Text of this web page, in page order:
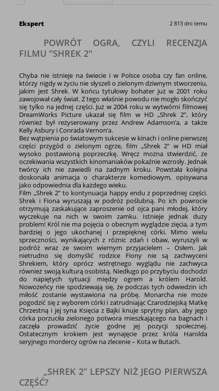
2 813 dni temu
Ekspert
POWRÓT OGRA, CZYLI RECENZJA
FILMU "SHREK 2"
Chyba nie istnieje na świecie i w Polsce osoba czy fan online,
którzy nigdy w życiu nie słyszeli o zielonym dziwnym stworzeniu,
jakim jest Shrek. W końcu tytułowy bohater już w 2001 roku
zawojował cały świat. Z tego właśnie powodu nie mogło skończyć
się tylko na jednej części. Już w 2004 roku w wytwórni filmowej
DreamWorks Picture ukazał się film w HD „Shrek 2”, który
również był reżyserowany przez Andrew Adamson’a, a także
Kelly Asbury i Conrada Vernon’a.
Bez wątpienia po światowym sukcesie w kinach i online pierwszej
części przygód o zielonym ogrze, film „Shrek 2” w HD miał
wysoko postawioną poprzeczkę. Wręcz można stwierdzić, że
oczekiwania wszystkich kinomaniaków pokaźnie wzrosły. Jednak
twórcy ich nie zawiedli na żadnym kroku. Powstała kolejna
doskonała animacja o charakterze komediowym, opisywana
jako odpowiednia dla każdego wieku.
Film „Shrek 2” to kontynuacja happy endu z poprzedniej części.
Shrek i Fiona wyruszają w podróż poślubną. Po ich powrocie
otrzymują zaskakujące zaproszenie od ojca pani młodej, który
wyczekuje na nich w swoim zamku. Istnieje jednak duży
problem! Król nie ma pojęcia o obecnym wyglądzie zięcia, a tym
bardziej o jego ukochanej i przepięknej córki. Mimo wielu
sprzeczności, wynikających z różnic zdań i obaw, wyruszyli w
podróż wraz ze swoim wiernym przyjacielem – Osłem. Jak
nietrudno się domyślić rodzice Fiony nie są zachwyceni
Shrekiem, który oprócz wstrętnego wyglądu nie zachwyca
również swoją kulturą osobistą. Niedługo po przybyciu dochodzi
do napiętych sytuacji między ogrem a królem Harold.
Nowożeńcy nie spodziewają się, że podczas tych odwiedzin ich
miłość zostanie wystawiona na próbę. Monarcha nie może
pogodzić się z wyborem córki i zatrudniając Czarodziejską Matkę
Chrzestną i jej syna Księcia z Bajki knuje sprytny plan, aby jego
córka porzuciła zielonego potwora mieszkającego na bagnach i
zaczęła prowadzić życie godne jej pozycji społecznej.
Ostatecznym krokiem jest wynajęcie przez króla Harolda
seryjnego mordercy ogrów na zlecenie – Kota w Butach.
„SHREK 2” LEPSZY NIŻ JEGO PIERWSZA
CZĘŚĆ?